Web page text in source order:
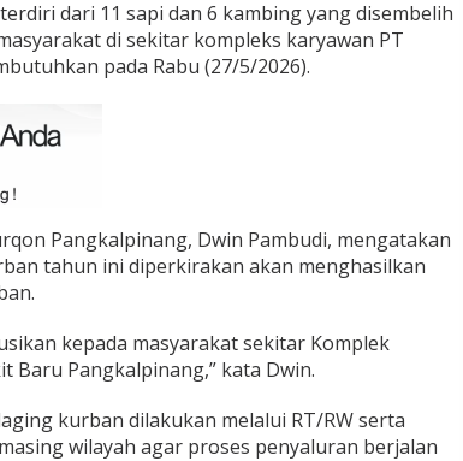
dari 11 sapi dan 6 kambing yang disembelih
di sekitar kompleks karyawan PT
pada Rabu (27/5/2026).
Pangkalpinang, Dwin Pambudi, mengatakan
tahun ini diperkirakan akan menghasilkan
kepada masyarakat sekitar Komplek
Baru Pangkalpinang,” kata Dwin.
kurban dilakukan melalui RT/RW serta
wilayah agar proses penyaluran berjalan